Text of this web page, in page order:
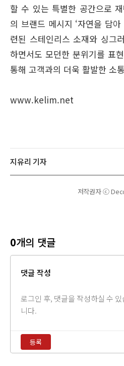
할 수 있는 특별한 공간으로
의 브랜드 메시지 ‘자연을 담
련된 스테인리스 소재와 싱그
하면서도 모던한 분위기를 표
통해 고객과의 더욱 활발한 소
www.kelim.net
지유리 기자
저작권자 ⓒ
0개의 댓글
댓글 작성
력
등록